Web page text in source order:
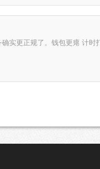
实更正规了。钱包更瘪 计